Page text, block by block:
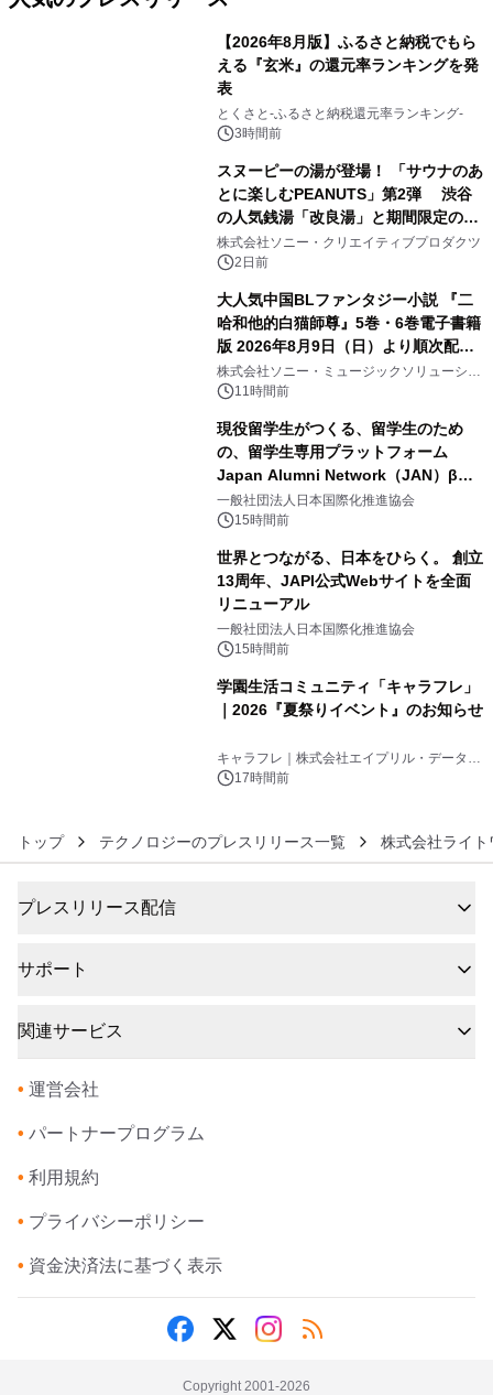
【2026年8月版】ふるさと納税でもら
える『玄米』の還元率ランキングを発
表
とくさと-ふるさと納税還元率ランキング-
3時間前
スヌーピーの湯が登場！ 「サウナのあ
とに楽しむPEANUTS」第2弾 渋谷
の人気銭湯「改良湯」と期間限定のコ
ラボレーション サウナイキタイコラ
ボグッズも発売決定！
株式会社ソニー・クリエイティブプロダクツ
2日前
大人気中国BLファンタジー小説 『二
哈和他的白猫師尊』5巻・6巻電子書籍
版 2026年8月9日（日）より順次配信
開始
株式会社ソニー・ミュージックソリューショ
ンズ11時間前
現役留学生がつくる、留学生のため
の、留学生専用プラットフォーム
Japan Alumni Network（JAN）β版
をリリース
一般社団法人日本国際化推進協会
15時間前
世界とつながる、日本をひらく。 創立
13周年、JAPI公式Webサイトを全面
リニューアル
一般社団法人日本国際化推進協会
15時間前
学園生活コミュニティ「キャラフレ」
｜2026『夏祭りイベント』のお知らせ
キャラフレ｜株式会社エイプリル・データ・
デザインズ
17時間前
トップ テクノロジーのプレスリリース一覧 株式会社ライト
プレスリリース配信
サポート
関連サービス
• 運営会社
• パートナープログラム
• 利用規約
• プライバシーポリシー
• 資金決済法に基づく表示
Copyright 2001-2026